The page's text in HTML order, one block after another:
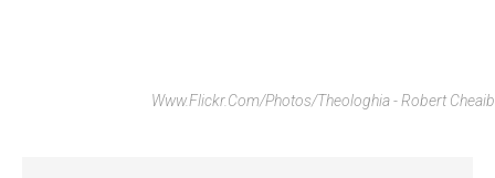
Www.flickr.com/photos/theologhia - Robert Cheaib